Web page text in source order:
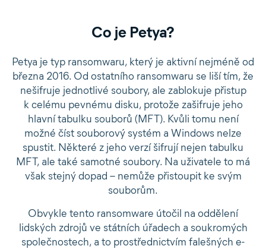
Co je Petya?
Petya je typ ransomwaru, který je aktivní nejméně od
března 2016. Od ostatního ransomwaru se liší tím, že
nešifruje jednotlivé soubory, ale zablokuje přistup
k celému pevnému disku, protože zašifruje jeho
hlavní tabulku souborů (MFT). Kvůli tomu není
možné číst souborový systém a Windows nelze
spustit. Některé z jeho verzí šifrují nejen tabulku
MFT, ale také samotné soubory. Na uživatele to má
však stejný dopad – nemůže přistoupit ke svým
souborům.
Obvykle tento ransomware útočil na oddělení
lidských zdrojů ve státních úřadech a soukromých
společnostech, a to prostřednictvím falešných e-